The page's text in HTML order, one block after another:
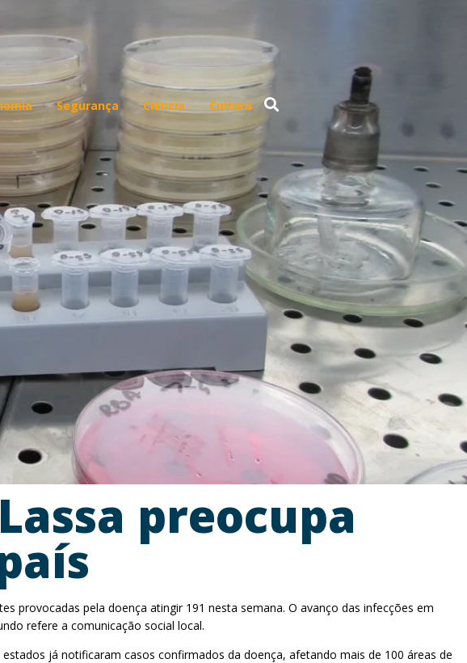
Segurança Ciência Cultura
preocupa
provocadas pela doença atingir 191 nesta semana. O avanço das infecções em
refere a comunicação social local.
já notificaram casos confirmados da doença, afetando mais de 100 áreas de